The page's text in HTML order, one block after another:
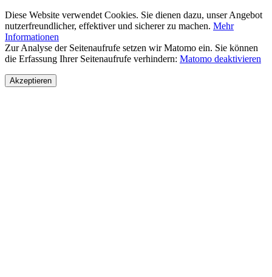
Diese Website verwendet Cookies. Sie dienen dazu, unser Angebot
nutzerfreundlicher, effektiver und sicherer zu machen. Mehr
Informationen
Zur Analyse der Seitenaufrufe setzen wir Matomo ein. Sie können
die Erfassung Ihrer Seitenaufrufe verhindern: Matomo deaktivieren
Akzeptieren